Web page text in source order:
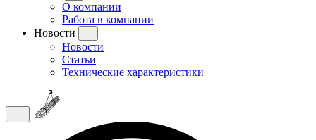
О компании
Работа в компании
Новости
Новости
Статьи
Технические характеристики